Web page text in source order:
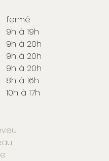
fermé
9h à 19h
9h à 20h
9h à 20h
9h à 20h
8h à 16h
10h à 17h